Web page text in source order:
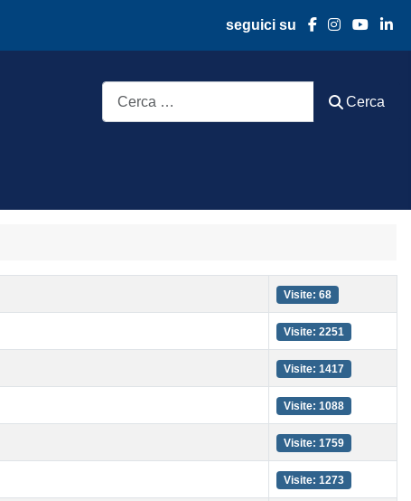
seguici su
Cerca
Visite: 68
Visite: 2251
Visite: 1417
Visite: 1088
Visite: 1759
Visite: 1273